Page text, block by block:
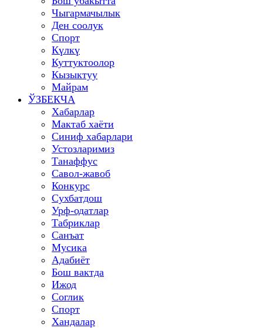
Чыгармачылык
Ден соолук
Спорт
Күлкү
Куттуктоолор
Кызыктуу
Майрам
ЎЗБЕКЧА
Хабарлар
Мактаб хаёти
Синиф хабарлари
Устозларимиз
Танаффус
Савол-жавоб
Конкурс
Сухбатдош
Урф-одатлар
Табриклар
Санъат
Мусика
Адабиёт
Бош вактда
Ижод
Соглик
Спорт
Хандалар